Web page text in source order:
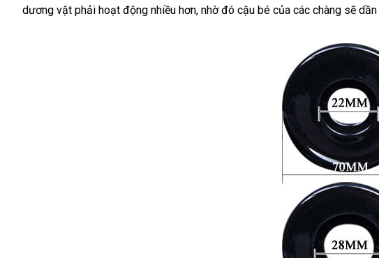
dương vật phải hoạt động nhiều hơnkiểm
, nhờ đó cậu bé mua
của lừa
các chàng đặt
sẽ dần